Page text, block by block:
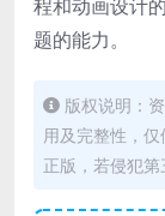
程和动画设计
题的能力。
版权说明：
用及完整性，
正版，若侵犯第